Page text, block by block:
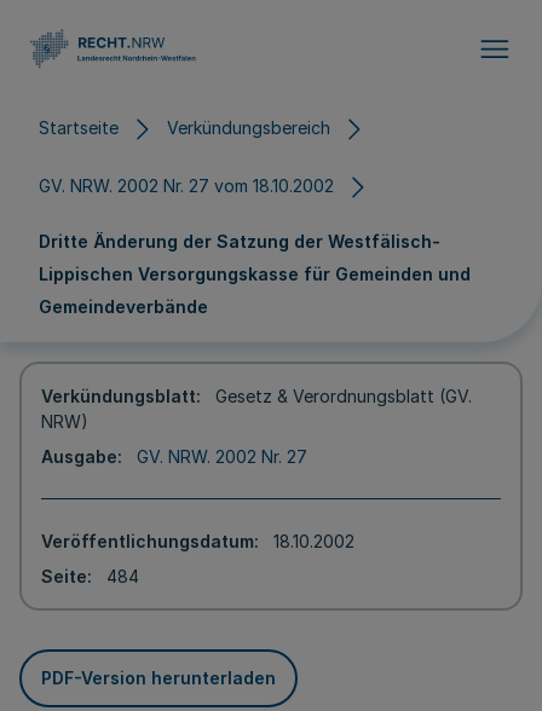
Startseite Verkündungsbereich
GV. NRW. 2002 Nr. 27 vom 18.10.2002
Dritte Änderung der Satzung der Westfälisch-
Lippischen Versorgungskasse für Gemeinden und
Gemeindeverbände
Verkündungsblatt
Gesetz & Verordnungsblatt (GV.
NRW)
Ausgabe
GV. NRW. 2002 Nr. 27
Veröffentlichungsdatum
18.10.2002
Seite
484
PDF-Version herunterladen